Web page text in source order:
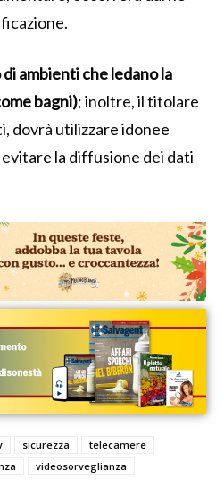
ambienti che ledano la
bagni); inoltre, il titolare
dovrà utilizzare idonee
la diffusione dei dati
sicurezza
telecamere
videosorveglianza